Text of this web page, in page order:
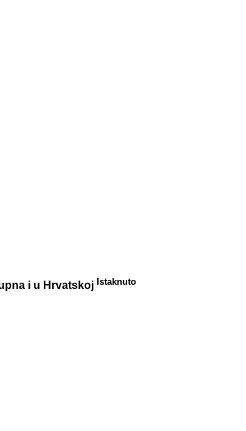
i u Hrvatskoj Istaknuto